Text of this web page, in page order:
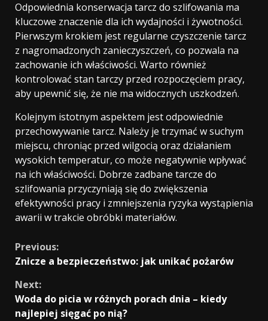
Odpowiednia konserwacja tarcz do szlifowania ma
kluczowe znaczenie dla ich wydajności i żywotności.
Pierwszym krokiem jest regularne czyszczenie tarcz
z nagromadzonych zanieczyszczeń, co pozwala na
zachowanie ich właściwości. Warto również
kontrolować stan tarczy przed rozpoczęciem pracy,
aby upewnić się, że nie ma widocznych uszkodzeń.
Kolejnym istotnym aspektem jest odpowiednie
przechowywanie tarcz. Należy je trzymać w suchym
miejscu, chroniąc przed wilgocią oraz działaniem
wysokich temperatur, co może negatywnie wpływać
na ich właściwości. Dobrze zadbane tarcze do
szlifowania przyczyniają się do zwiększenia
efektywności pracy i zmniejszenia ryzyka wystąpienia
awarii w trakcie obróbki materiałów.
Continue
Reading
Previous:
Znicze a bezpieczeństwo: jak unikać pożarów
Next:
Woda do picia w różnych porach dnia – kiedy
najlepiej sięgać po nią?